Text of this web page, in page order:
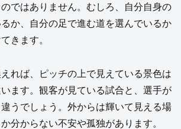
ではありません。むしろ、自分自身の
か、自分の足で進む道を選んでいるか
きます。
れば、ピッチの上で見えている景色は
ます。観客が見ている試合と、選手が
うでしょう。外からは輝いて見える場
分からない不安や孤独があります。